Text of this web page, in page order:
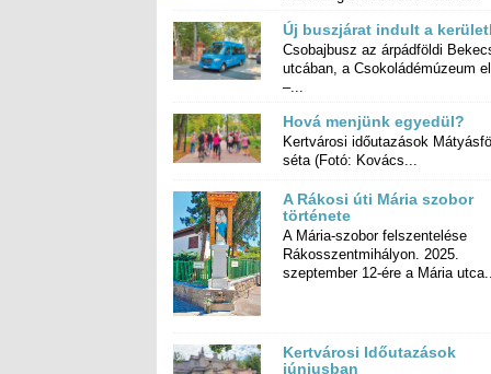
Új buszjárat indult a
Csobajbusz az árpádföldi
utcában, a Csokoládémúzeum
–...
Hová menjünk egyedül?
Kertvárosi időutazások
séta (Fotó: Kovács...
A Rákosi úti Mária szobor
története
A Mária-szobor felszentelése
Rákosszentmihályon. 2025.
szeptember 12-ére a Mária
Kertvárosi Időutazások
júniusban